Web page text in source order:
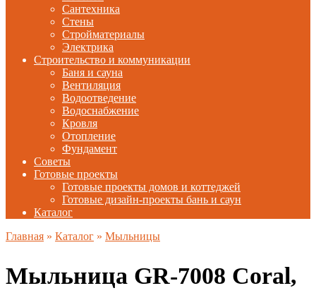
Сантехника
Стены
Стройматериалы
Электрика
Строительство и коммуникации
Баня и сауна
Вентиляция
Водоотведение
Водоснабжение
Кровля
Отопление
Фундамент
Советы
Готовые проекты
Готовые проекты домов и коттеджей
Готовые дизайн-проекты бань и саун
Каталог
Главная » Каталог » Мыльницы
Мыльница GR-7008 Coral,